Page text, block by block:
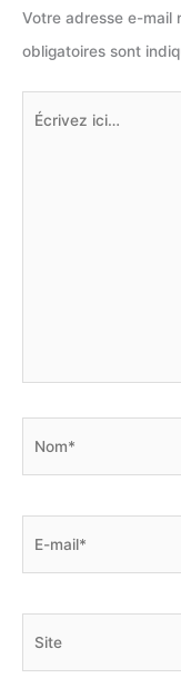
Votre adresse e-mail
obligatoires sont